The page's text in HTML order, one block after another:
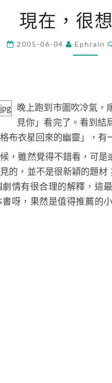
在
很
現在，很
2005-06-04 Ephrain
晚上跑到市圖吹冷氣，
見你」看完了。看到結
布衣星回來的幽靈」，有
，雖然覺得不錯看，可
的，並不是很新穎的題
情有很合理的解釋，這
呀，果然是值得推薦的